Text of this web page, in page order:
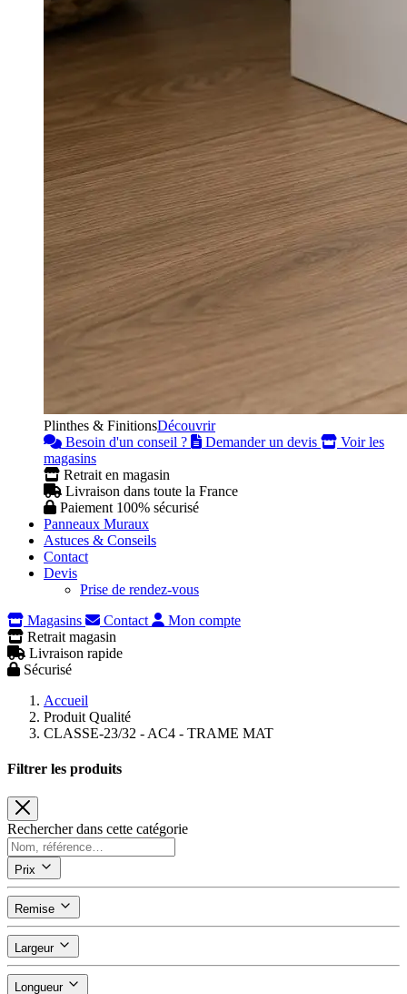
Plinthes & FinitionsDécouvrir
Besoin d'un conseil ?
Demander un devis
Voir les
magasins
Retrait en magasin
Livraison dans toute la France
Paiement 100% sécurisé
Panneaux Muraux
Astuces & Conseils
Contact
Devis
Prise de rendez-vous
Magasins
Contact
Mon compte
Retrait magasin
Livraison rapide
Sécurisé
Accueil
Produit Qualité
CLASSE-23/32 - AC4 - TRAME MAT
Filtrer les produits
Rechercher dans cette catégorie
Prix
Remise
Largeur
Longueur